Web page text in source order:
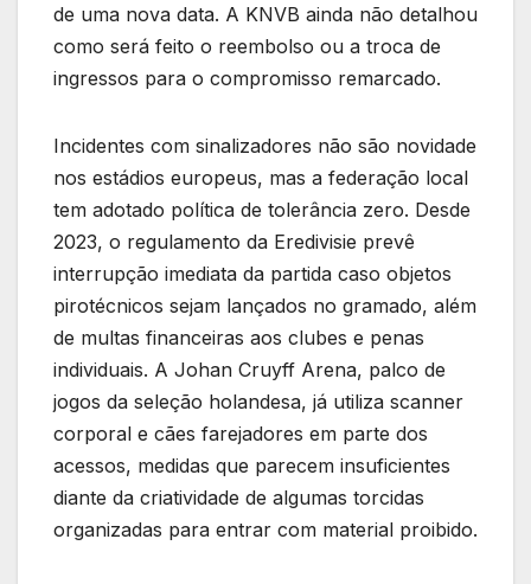
de uma nova data. A KNVB ainda não detalhou
como será feito o reembolso ou a troca de
ingressos para o compromisso remarcado.
Incidentes com sinalizadores não são novidade
nos estádios europeus, mas a federação local
tem adotado política de tolerância zero. Desde
2023, o regulamento da Eredivisie prevê
interrupção imediata da partida caso objetos
pirotécnicos sejam lançados no gramado, além
de multas financeiras aos clubes e penas
individuais. A Johan Cruyff Arena, palco de
jogos da seleção holandesa, já utiliza scanner
corporal e cães farejadores em parte dos
acessos, medidas que parecem insuficientes
diante da criatividade de algumas torcidas
organizadas para entrar com material proibido.